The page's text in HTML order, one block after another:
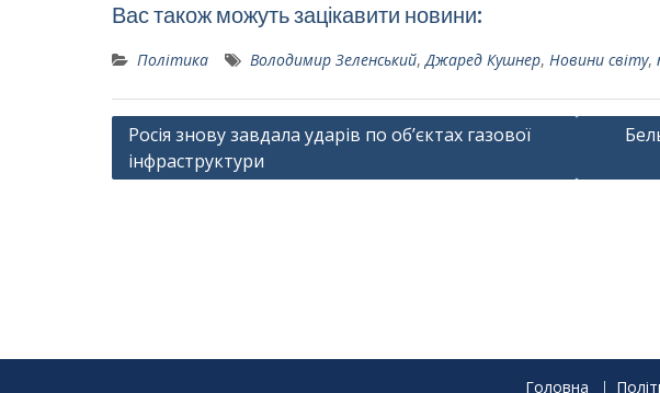
Вас також можуть зацікавити новини:
Політика Володимир Зеленський,Джаред Кушнер, Новини світу,
Навігація
записів
Росія знову завдала ударів по об’єктах газової
інфраструктури
Головна